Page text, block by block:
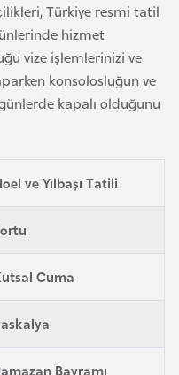
Türkiye resmi tatil
hizmet
vize işlemlerinizi ve
konsolosluğun ve
kapalı olduğunu
ve Yılbaşı Tatili
Cuma
Bayramı